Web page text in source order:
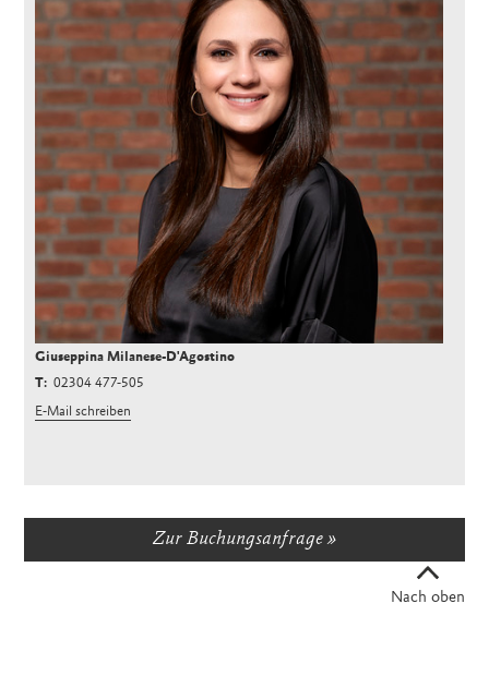
Giuseppina Milanese-D'Agostino
02304 477-505
E-Mail schreiben
Zur Buchungsanfrage
Nach oben